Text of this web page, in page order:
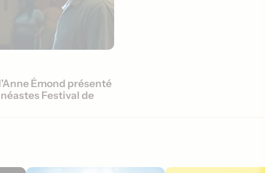
Émond présenté
Festival de